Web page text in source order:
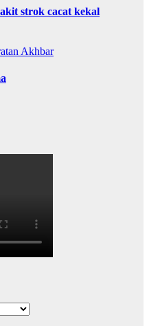
strok cacat kekal
Akhbar